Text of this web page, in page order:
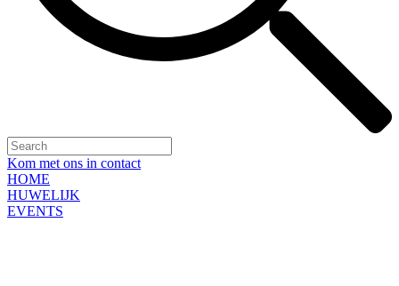
Kom met ons in contact
HOME
HUWELIJK
EVENTS